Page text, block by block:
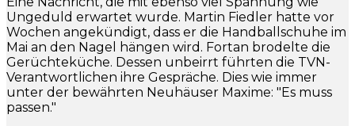
Ungeduld erwartet wurde. Martin Fiedler hatte vor
Wochen angekündigt, dass er die Handballschuhe im
Mai an den Nagel hängen wird. Fortan brodelte die
Gerüchteküche. Dessen unbeirrt führten die TVN-
Verantwortlichen ihre Gespräche. Dies wie immer
unter der bewährten Neuhäuser Maxime: "Es muss
passen."